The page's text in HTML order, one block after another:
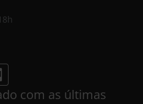
com as últimas